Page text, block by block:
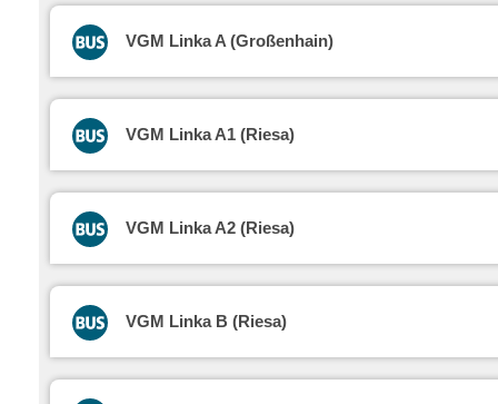
VGM Linka A (Großenhain)
VGM Linka A1 (Riesa)
VGM Linka A2 (Riesa)
VGM Linka B (Riesa)